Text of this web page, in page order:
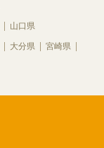
山口県
大分県
宮崎県